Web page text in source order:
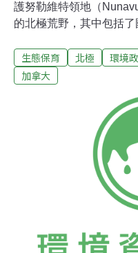
護努勒維特領地（
的北極荒野，其中包括
灣）、卡庫路依特（
伊特（Akpait，即瑞德灣
「這對加拿大境內的鳥
行動是項好消息。」他
棲地位於卡庫路依特和
數百萬隻候鳥的繁衍與
根據這項協議，加拿大
部長貝爾德（John
時，同時表示：「首相
生態保育 北極 環境
加拿大